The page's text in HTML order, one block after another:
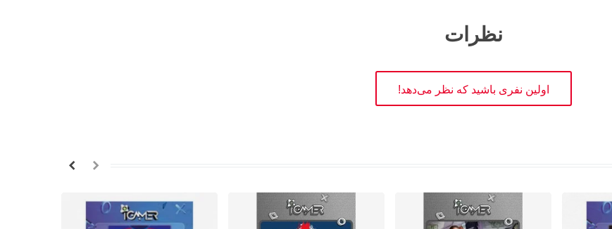
نظرات
اولین نفری باشید که نظر می‌دهد!